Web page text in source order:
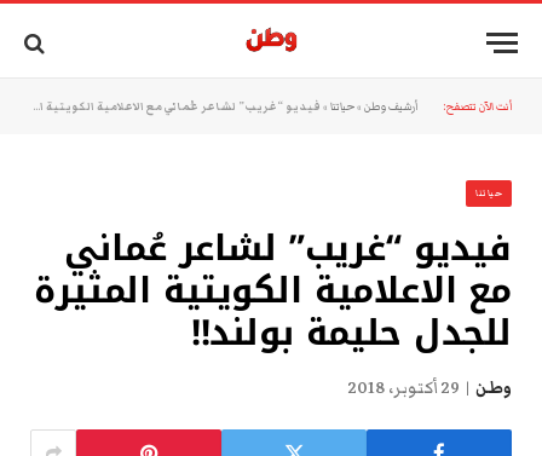
أنت الآن تتصفح: أرشيف وطن »حياتنا » فيديو “غريب” لشاعر عُماني مع الاعلامية الكويتية المثيرة للجدل حليمة بولند!!
حياتنا
فيديو “غريب” لشاعر عُماني
مع الاعلامية الكويتية المثيرة
للجدل حليمة بولند!!
وطن 29 أكتوبر، 2018